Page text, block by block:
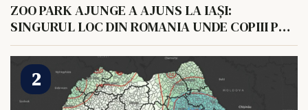
ZOO PARK AJUNGE A AJUNS LA IAȘI:
SINGURUL LOC DIN ROMANIA UNDE COPIII POT
HRANI UN ELEFANT